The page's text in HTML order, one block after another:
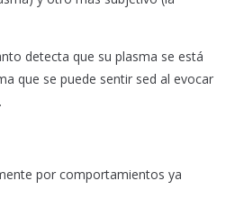
detecta que su plasma se está
que se puede sentir sed al evocar
por comportamientos ya